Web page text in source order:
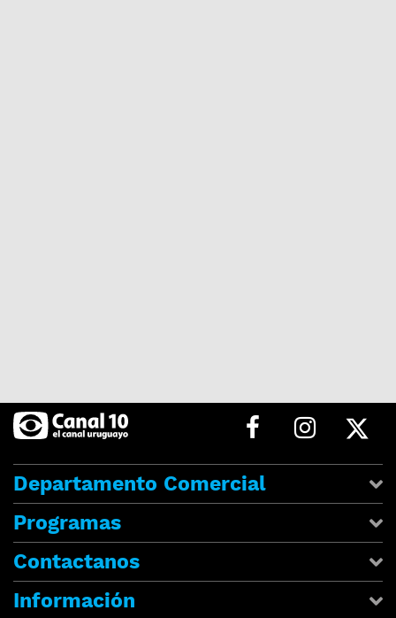
Departamento Comercial
Programas
Contactanos
Información